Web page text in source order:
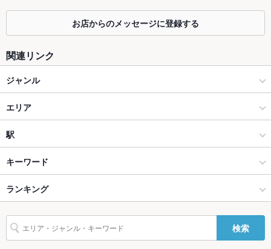
あり ：10名様～最大50名様迄ＯＫ！天神でゆったり掘り炬燵の
お席で個室宴会 女子会 合コン 誕生日 接待に最適♪
カウンター
ソファー
設備
Wi-Fi なし
バリアフリ
ー
なし ：当店にご用意ありませんが大きな段差はございません。
駐車場
お店からのメッセージに登録する
関連リンク
ジャンル
居酒屋
和風
天神・西中洲・春吉 × 居酒屋
天神・西中洲・春吉 × 和風
天神駅 × 居酒屋
天神駅 × 和風
エリア
天神
天神 × 居酒屋
天神 × 和風
天神 × 和食
天神 × 焼き鳥・鶏料理
駅
天神駅
西鉄福岡駅
キーワード
卵焼き 手羽先
揚げ餃子
ランキング
福岡のグルメランキング
福岡の居酒屋ランキング
検索